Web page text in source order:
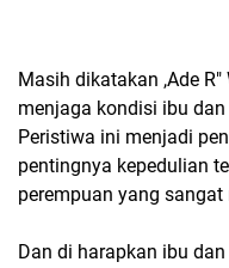
Masih dikatakan ,Ade
menjaga kondisi ibu
Peristiwa ini menjadi
pentingnya kepedulian
perempuan yang sangat
Dan di harapkan ibu